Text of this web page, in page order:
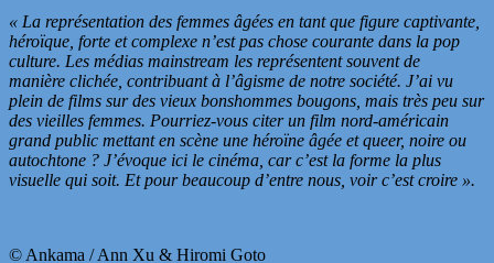
« La représentation des femmes âgées en tant que figure captivante,
héroïque, forte et complexe n’est pas chose courante dans la pop
culture. Les médias mainstream les représentent souvent de
manière clichée, contribuant à l’âgisme de notre société. J’ai vu
plein de films sur des vieux bonshommes bougons, mais très peu sur
des vieilles femmes. Pourriez-vous citer un film nord-américain
grand public mettant en scène une héroïne âgée et queer, noire ou
autochtone ? J’évoque ici le cinéma, car c’est la forme la plus
visuelle qui soit. Et pour beaucoup d’entre nous, voir c’est croire ».
© Ankama / Ann Xu & Hiromi Goto